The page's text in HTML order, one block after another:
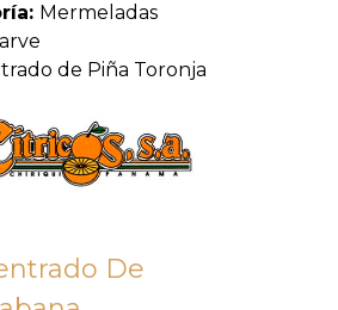
Mermeladas
de Piña Toronja
De